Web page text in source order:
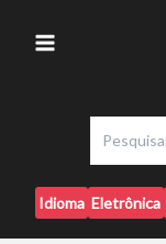
Menu
Idioma Eletrônica